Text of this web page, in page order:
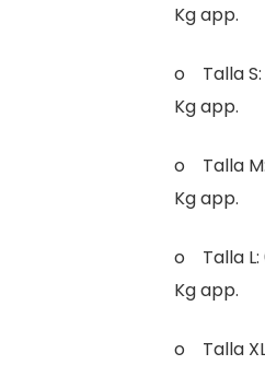
Kg app.
o Talla S:
Kg app.
o Talla M:
Kg app.
o Talla L:
Kg app.
o Talla